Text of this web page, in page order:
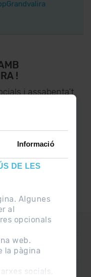
Informació
DE LES
Algunes
al
opcionals
web.
la pàgina
socials.
!
i assabenta’t
:)